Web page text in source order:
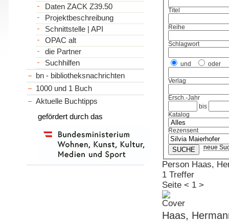
Titel
Reihe
Schlagwort
und oder
Verlag
Ersch.-Jahr
bis
Katalog
Rezensent
neue
Person Haas,
1 Treffer
Seite < 1 >
Haas,
Daten ZACK Z39.50
Projektbeschreibung
Schnittstelle | API
OPAC alt
die Partner
Suchhilfen
bn - bibliotheksnachrichten
1000 und 1 Buch
Aktuelle Buchtipps
gefördert durch das